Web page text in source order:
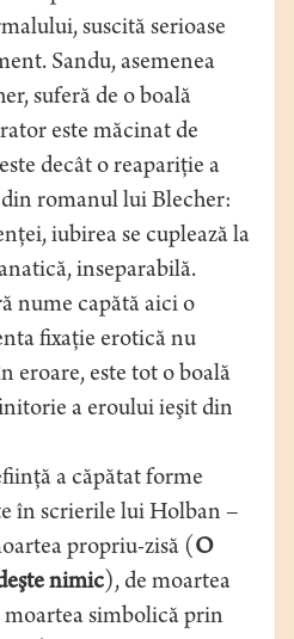
suscită serioase
Sandu, asemenea
suferă de o boală
este măcinat de
decât o reapariţie a
romanul lui Blecher:
iubirea se cuplează la
inseparabilă.
nume capătă aici o
fixaţie erotică nu
eroare, este tot o boală
a eroului ieşit din
a căpătat forme
în scrierile lui Holban –
propriu-zisă (O
nimic), de moartea
moartea simbolică prin